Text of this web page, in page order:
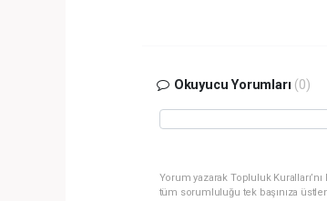
Okuyucu Yorumları (0)
Yorum yazarak Topluluk
tüm sorumluluğu tek başınıza